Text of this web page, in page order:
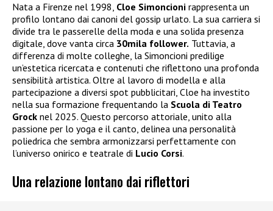
Nata a Firenze nel 1998, Cloe Simoncioni rappresenta un
profilo lontano dai canoni del gossip urlato. La sua carriera si
divide tra le passerelle della moda e una solida presenza
digitale, dove vanta circa 30mila follower. Tuttavia, a
differenza di molte colleghe, la Simoncioni predilige
un’estetica ricercata e contenuti che riflettono una profonda
sensibilità artistica. Oltre al lavoro di modella e alla
partecipazione a diversi spot pubblicitari, Cloe ha investito
nella sua formazione frequentando la Scuola di Teatro
Grock nel 2025. Questo percorso attoriale, unito alla
passione per lo yoga e il canto, delinea una personalità
poliedrica che sembra armonizzarsi perfettamente con
l’universo onirico e teatrale di Lucio Corsi.
Una relazione lontano dai riflettori